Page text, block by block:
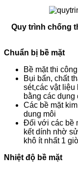
Quy trình chống
Chuẩn bị bề mặt
Bề mặt thi
Bụi bẩn, chất
sét,các vật liệu
bằng các
Các bề mặt
dung môi
Đối với các bề
kết dính nhờ
khô ít nhất 1
Nhiệt độ bề mặt